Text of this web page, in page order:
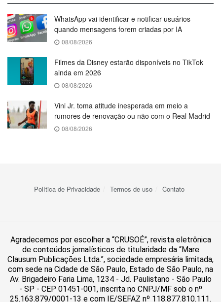
WhatsApp vai identificar e notificar usuários
quando mensagens forem criadas por IA
08/08/2026
Filmes da Disney estarão disponíveis no TikTok
ainda em 2026
08/08/2026
Vini Jr. toma atitude inesperada em meio a
rumores de renovação ou não com o Real Madrid
08/08/2026
Política de Privacidade Termos de uso Contato
Agradecemos por escolher a “CRUSOÉ”, revista eletrônica
de conteúdos jornalísticos de titularidade da “Mare
Clausum Publicações Ltda.”, sociedade empresária limitada,
com sede na Cidade de São Paulo, Estado de São Paulo, na
Av. Brigadeiro Faria Lima, 1234 - Jd. Paulistano - São Paulo
- SP - CEP 01451-001, inscrita no CNPJ/MF sob o nº
25.163.879/0001-13 e com IE/SEFAZ nº 118.877.810.111.